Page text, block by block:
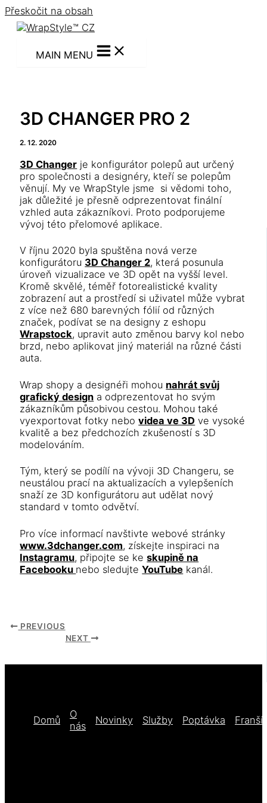
Přeskočit na obsah
MAIN MENU
3D CHANGER PRO 2
2. 12. 2020
3D Changer je konfigurátor polepů aut určený
pro společnosti a designéry, kteří se polepům
věnují. My ve WrapStyle jsme si vědomi toho,
jak důležité je přesně odprezentovat finální
vzhled auta zákazníkovi. Proto podporujeme
vývoj této přelomové aplikace.
V říjnu 2020 byla spuštěna nová verze
konfigurátoru 3D Changer 2, která posunula
úroveň vizualizace ve 3D opět na vyšší level.
Kromě skvělé, téměř fotorealistické kvality
zobrazení aut a prostředí si uživatel může vybrat
z více než 680 barevných fólií od různých
značek, podívat se na designy z eshopu
Wrapstock, upravit auto změnou barvy kol nebo
brzd, nebo aplikovat jiný materiál na různé části
auta.
Wrap shopy a designéři mohou nahrát svůj
grafický design a odprezentovat ho svým
zákazníkům působivou cestou. Mohou také
vyexportovat fotky nebovidea ve 3D ve vysoké
kvalitě a bez předchozích zkušeností s 3D
modelováním.
Tým, který se podílí na vývoji 3D Changeru, se
neustálou prací na aktualizacích a vylepšeních
snaží ze 3D konfigurátoru aut udělat nový
standard v tomto odvětví.
Pro více informací navštivte webové stránky
www.3dchanger.com, získejte inspiraci na
Instagramu, připojte se keskupině na
Facebooku nebo sledujteYouTube kanál.
PREVIOUS
NEXT
Domů
O
nás
Novinky Služby Poptávka